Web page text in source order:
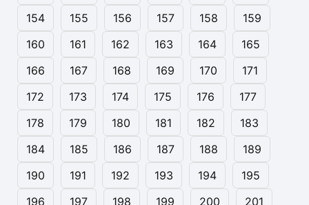
154
155 156 157 158
159
160
161 162 163 164
165
166
167 168 169 170
171
172
173 174 175 176
177
178
179 180 181 182
183
184
185 186 187 188
189
190
191 192 193 194
195
196
197 198 199 200 201